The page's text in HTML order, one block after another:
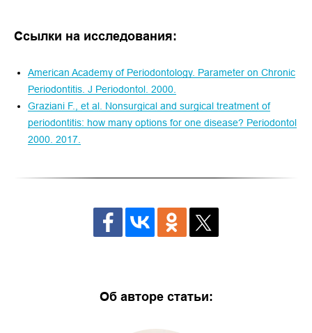
Ссылки на исследования:
American Academy of Periodontology. Parameter on Chronic
Periodontitis. J Periodontol. 2000.
Graziani F., et al. Nonsurgical and surgical treatment of
periodontitis: how many options for one disease? Periodontol
2000. 2017.
Об авторе статьи: